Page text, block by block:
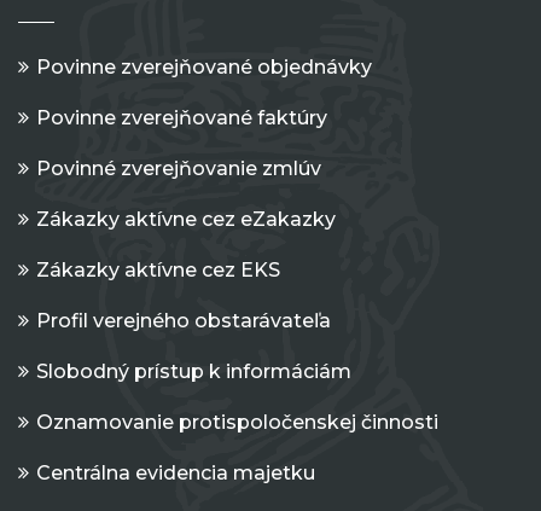
Povinne zverejňované objednávky
Povinne zverejňované faktúry
Povinné zverejňovanie zmlúv
Zákazky aktívne cez eZakazky
Zákazky aktívne cez EKS
Profil verejného obstarávateľa
Slobodný prístup k informáciám
Oznamovanie protispoločenskej činnosti
Centrálna evidencia majetku